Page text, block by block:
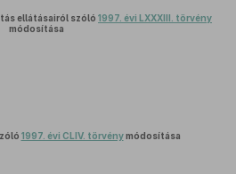
ellátásairól szóló 1997. évi LXXXIII. törvény
módosítása
1997. évi CLIV. törvénymódosítása